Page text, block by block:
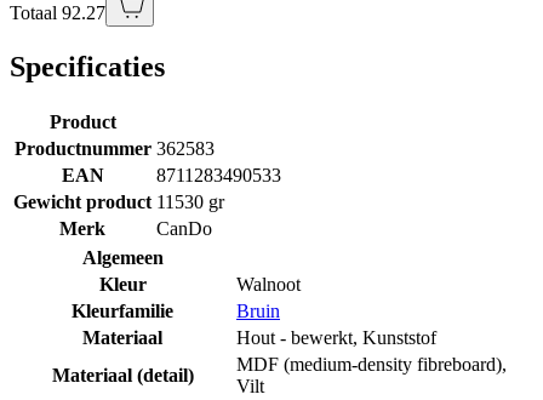
Totaal 92.27
Specificaties
Product
Productnummer 362583
EAN
8711283490533
Gewicht product 11530 gr
Merk
CanDo
Algemeen
Kleur
Walnoot
Kleurfamilie
Bruin
Materiaal
Hout - bewerkt, Kunststof
Materiaal (detail)
MDF (medium-density fibreboard),
Vilt